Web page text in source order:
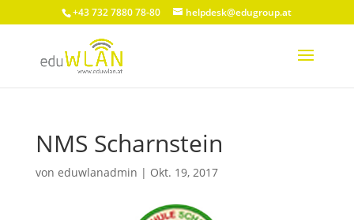
+43 732 7880 78-80 helpdesk@edugroup.at
NMS Scharnstein
von eduwlanadmin | Okt. 19, 2017